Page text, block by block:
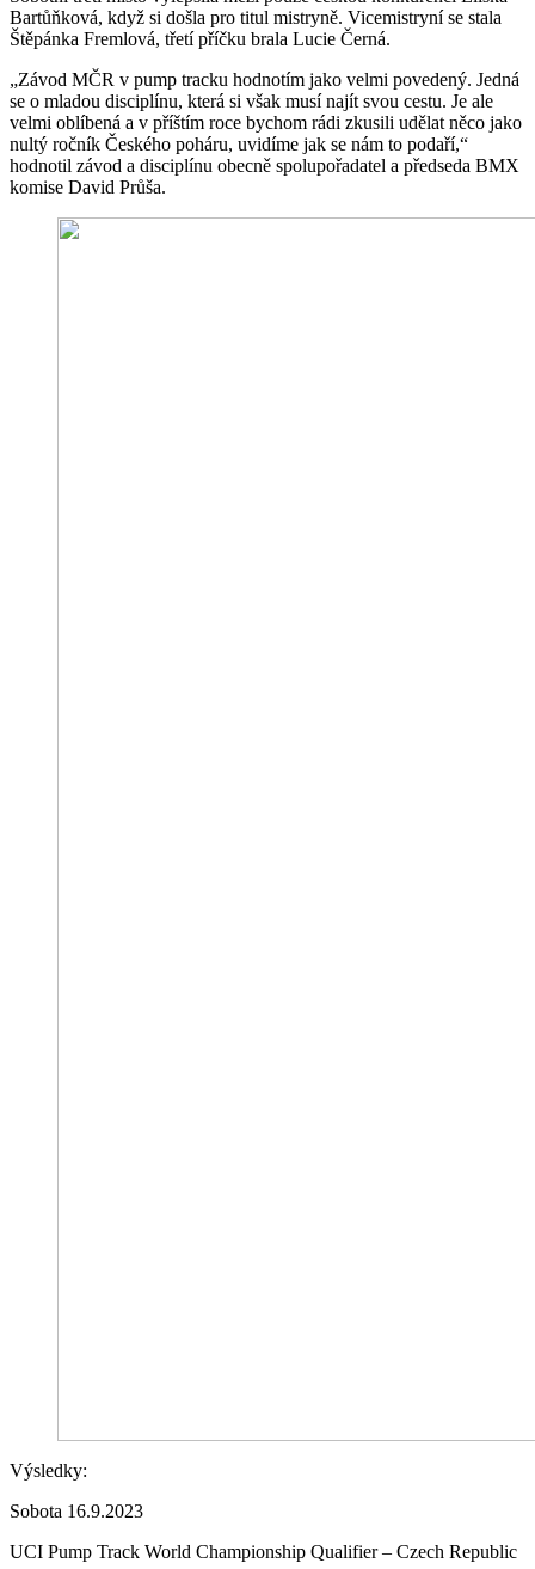
Bartůňková, když si došla pro titul mistryně. Vicemistryní se stala
Štěpánka Fremlová, třetí příčku brala Lucie Černá.
„Závod MČR v pump tracku hodnotím jako velmi povedený. Jedná
se o mladou disciplínu, která si však musí najít svou cestu. Je ale
velmi oblíbená a v příštím roce bychom rádi zkusili udělat něco jako
nultý ročník Českého poháru, uvidíme jak se nám to podaří,“
hodnotil závod a disciplínu obecně spolupořadatel a předseda BMX
komise David Průša.
Výsledky:
Sobota 16.9.2023
UCI Pump Track World Championship Qualifier – Czech Republic